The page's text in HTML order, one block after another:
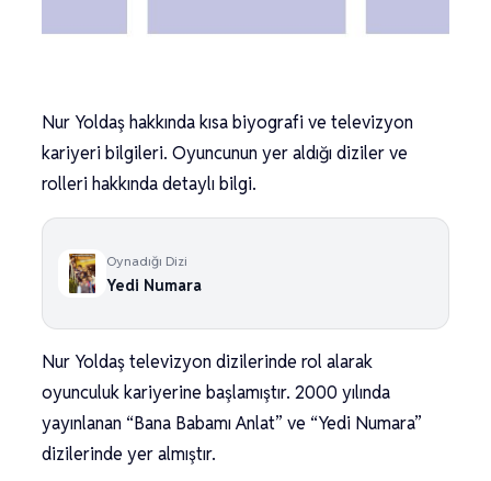
Nur Yoldaş hakkında kısa biyografi ve televizyon
kariyeri bilgileri. Oyuncunun yer aldığı diziler ve
rolleri hakkında detaylı bilgi.
Oynadığı Dizi
Yedi Numara
Nur Yoldaş televizyon dizilerinde rol alarak
oyunculuk kariyerine başlamıştır. 2000 yılında
yayınlanan “Bana Babamı Anlat” ve “Yedi Numara”
dizilerinde yer almıştır.